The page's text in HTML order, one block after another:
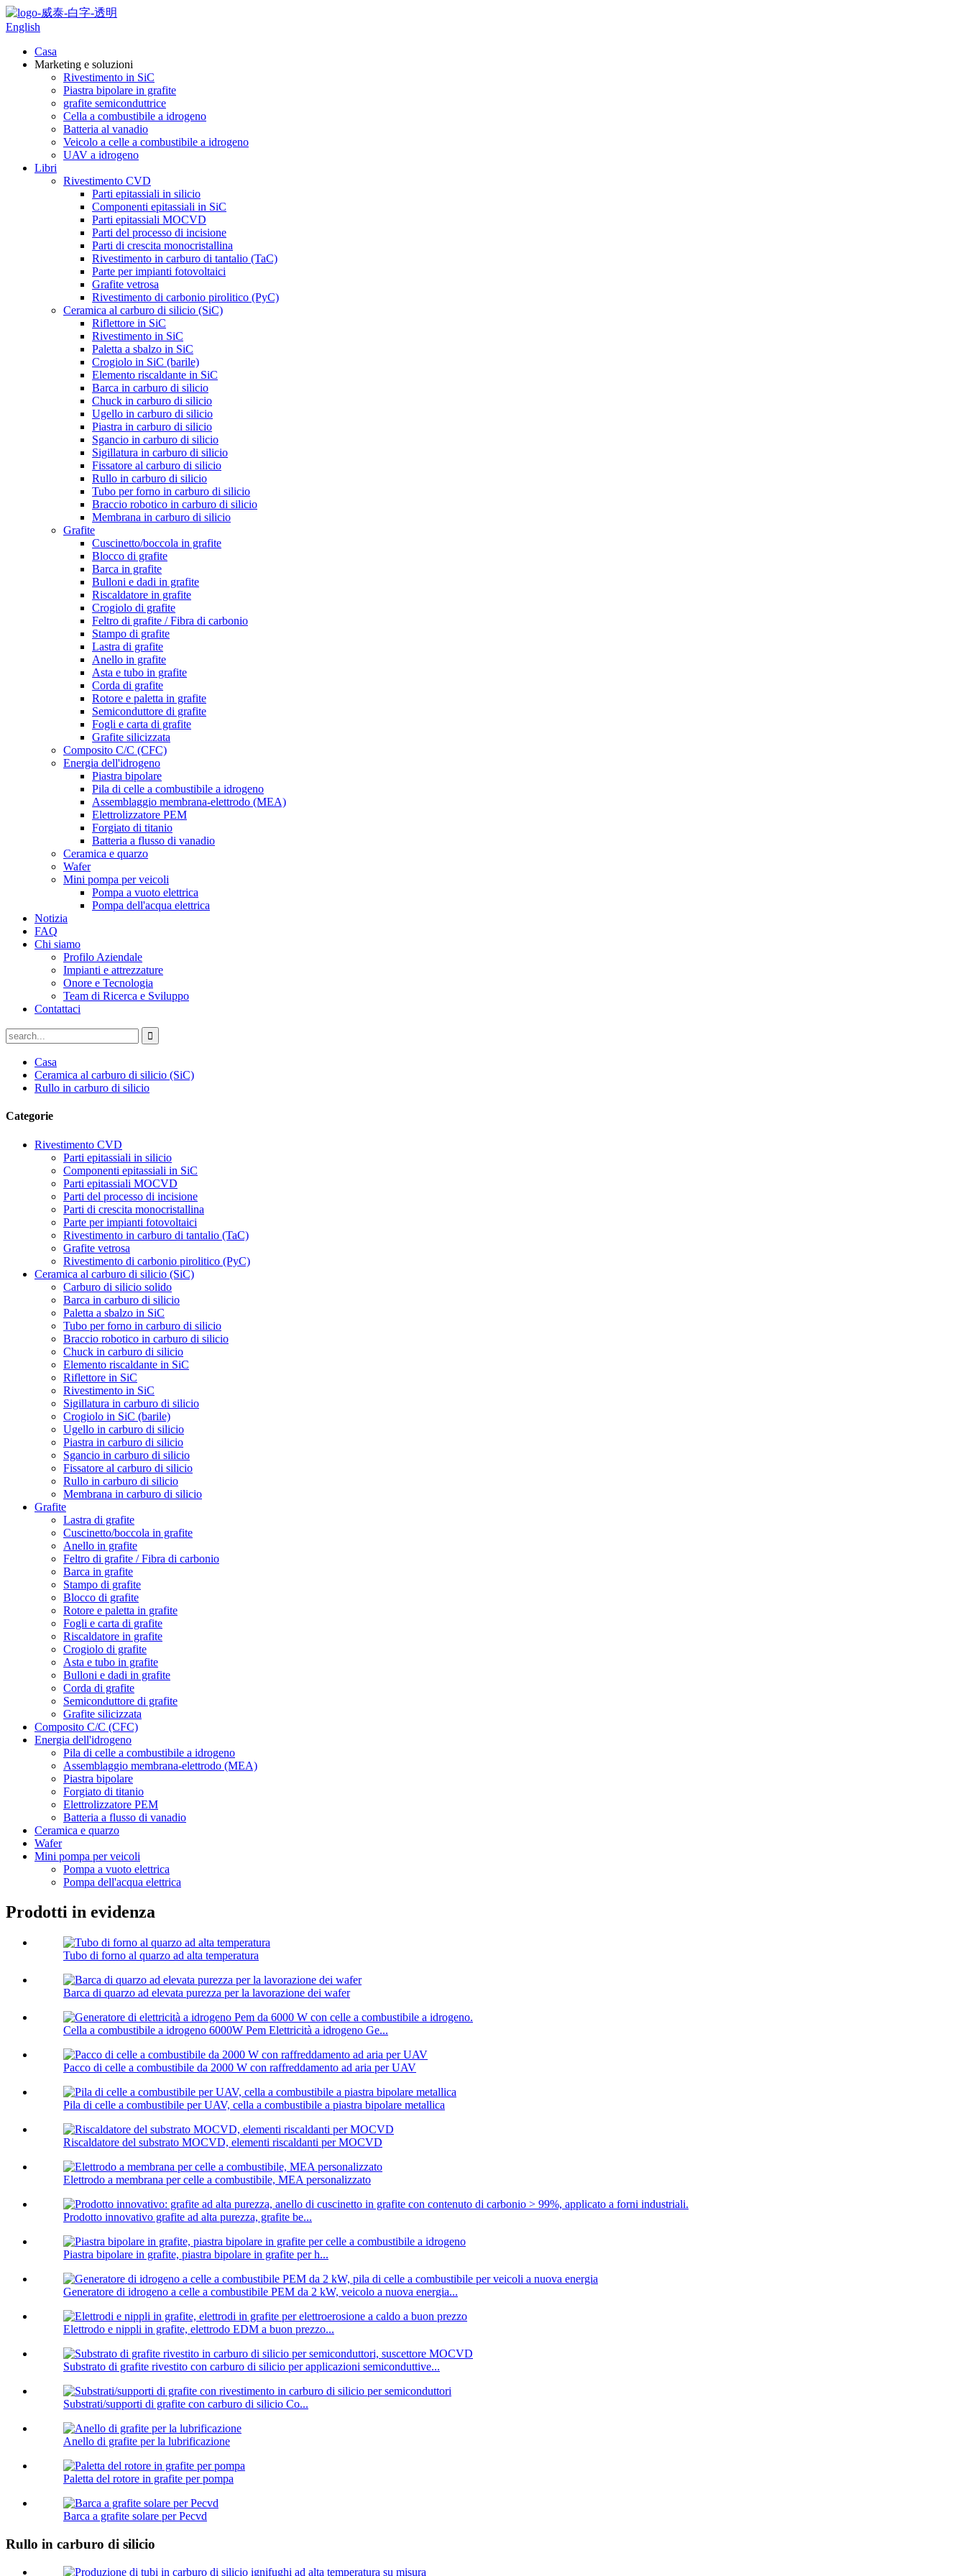
English
Casa
Marketing e soluzioni
Rivestimento in SiC
Piastra bipolare in grafite
grafite semiconduttrice
Cella a combustibile a idrogeno
Batteria al vanadio
Veicolo a celle a combustibile a idrogeno
UAV a idrogeno
Libri
Rivestimento CVD
Parti epitassiali in silicio
Componenti epitassiali in SiC
Parti epitassiali MOCVD
Parti del processo di incisione
Parti di crescita monocristallina
Rivestimento in carburo di tantalio (TaC)
Parte per impianti fotovoltaici
Grafite vetrosa
Rivestimento di carbonio pirolitico (PyC)
Ceramica al carburo di silicio (SiC)
Riflettore in SiC
Rivestimento in SiC
Paletta a sbalzo in SiC
Crogiolo in SiC (barile)
Elemento riscaldante in SiC
Barca in carburo di silicio
Chuck in carburo di silicio
Ugello in carburo di silicio
Piastra in carburo di silicio
Sgancio in carburo di silicio
Sigillatura in carburo di silicio
Fissatore al carburo di silicio
Rullo in carburo di silicio
Tubo per forno in carburo di silicio
Braccio robotico in carburo di silicio
Membrana in carburo di silicio
Grafite
Cuscinetto/boccola in grafite
Blocco di grafite
Barca in grafite
Bulloni e dadi in grafite
Riscaldatore in grafite
Crogiolo di grafite
Feltro di grafite / Fibra di carbonio
Stampo di grafite
Lastra di grafite
Anello in grafite
Asta e tubo in grafite
Corda di grafite
Rotore e paletta in grafite
Semiconduttore di grafite
Fogli e carta di grafite
Grafite silicizzata
Composito C/C (CFC)
Energia dell'idrogeno
Piastra bipolare
Pila di celle a combustibile a idrogeno
Assemblaggio membrana-elettrodo (MEA)
Elettrolizzatore PEM
Forgiato di titanio
Batteria a flusso di vanadio
Ceramica e quarzo
Wafer
Mini pompa per veicoli
Pompa a vuoto elettrica
Pompa dell'acqua elettrica
Notizia
FAQ
Chi siamo
Profilo Aziendale
Impianti e attrezzature
Onore e Tecnologia
Team di Ricerca e Sviluppo
Contattaci
Casa
Ceramica al carburo di silicio (SiC)
Rullo in carburo di silicio
Categorie
Rivestimento CVD
Parti epitassiali in silicio
Componenti epitassiali in SiC
Parti epitassiali MOCVD
Parti del processo di incisione
Parti di crescita monocristallina
Parte per impianti fotovoltaici
Rivestimento in carburo di tantalio (TaC)
Grafite vetrosa
Rivestimento di carbonio pirolitico (PyC)
Ceramica al carburo di silicio (SiC)
Carburo di silicio solido
Barca in carburo di silicio
Paletta a sbalzo in SiC
Tubo per forno in carburo di silicio
Braccio robotico in carburo di silicio
Chuck in carburo di silicio
Elemento riscaldante in SiC
Riflettore in SiC
Rivestimento in SiC
Sigillatura in carburo di silicio
Crogiolo in SiC (barile)
Ugello in carburo di silicio
Piastra in carburo di silicio
Sgancio in carburo di silicio
Fissatore al carburo di silicio
Rullo in carburo di silicio
Membrana in carburo di silicio
Grafite
Lastra di grafite
Cuscinetto/boccola in grafite
Anello in grafite
Feltro di grafite / Fibra di carbonio
Barca in grafite
Stampo di grafite
Blocco di grafite
Rotore e paletta in grafite
Fogli e carta di grafite
Riscaldatore in grafite
Crogiolo di grafite
Asta e tubo in grafite
Bulloni e dadi in grafite
Corda di grafite
Semiconduttore di grafite
Grafite silicizzata
Composito C/C (CFC)
Energia dell'idrogeno
Pila di celle a combustibile a idrogeno
Assemblaggio membrana-elettrodo (MEA)
Piastra bipolare
Forgiato di titanio
Elettrolizzatore PEM
Batteria a flusso di vanadio
Ceramica e quarzo
Wafer
Mini pompa per veicoli
Pompa a vuoto elettrica
Pompa dell'acqua elettrica
Prodotti in evidenza
Tubo di forno al quarzo ad alta temperatura
Barca di quarzo ad elevata purezza per la lavorazione dei wafer
Cella a combustibile a idrogeno 6000W Pem Elettricità a idrogeno Ge...
Pacco di celle a combustibile da 2000 W con raffreddamento ad aria per UAV
Pila di celle a combustibile per UAV, cella a combustibile a piastra bipolare metallica
Riscaldatore del substrato MOCVD, elementi riscaldanti per MOCVD
Elettrodo a membrana per celle a combustibile, MEA personalizzato
Prodotto innovativo grafite ad alta purezza, grafite be...
Piastra bipolare in grafite, piastra bipolare in grafite per h...
Generatore di idrogeno a celle a combustibile PEM da 2 kW, veicolo a nuova energia...
Elettrodo e nippli in grafite, elettrodo EDM a buon prezzo...
Substrato di grafite rivestito con carburo di silicio per applicazioni semiconduttive...
Substrati/supporti di grafite con carburo di silicio Co...
Anello di grafite per la lubrificazione
Paletta del rotore in grafite per pompa
Barca a grafite solare per Pecvd
Rullo in carburo di silicio